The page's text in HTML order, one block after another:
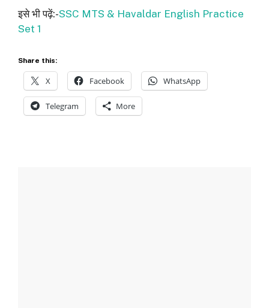
इसे भी पढ़ें:-SSC MTS & Havaldar English Practice
Set 1
Share this:
X Facebook WhatsApp
Telegram More